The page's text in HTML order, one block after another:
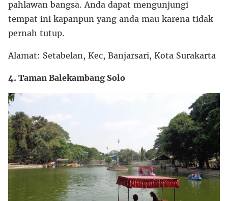
pahlawan bangsa. Anda dapat mengunjungi
tempat ini kapanpun yang anda mau karena tidak
pernah tutup.
Alamat: Setabelan, Kec, Banjarsari, Kota Surakarta
4. Taman Balekambang Solo